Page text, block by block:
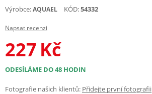
Výrobce:AQUAEL KÓD:54332
Napsat recenzi
227 Kč
ODESÍLÁME DO 48 HODIN
Fotografie našich klientů: Přidejte první fotografii